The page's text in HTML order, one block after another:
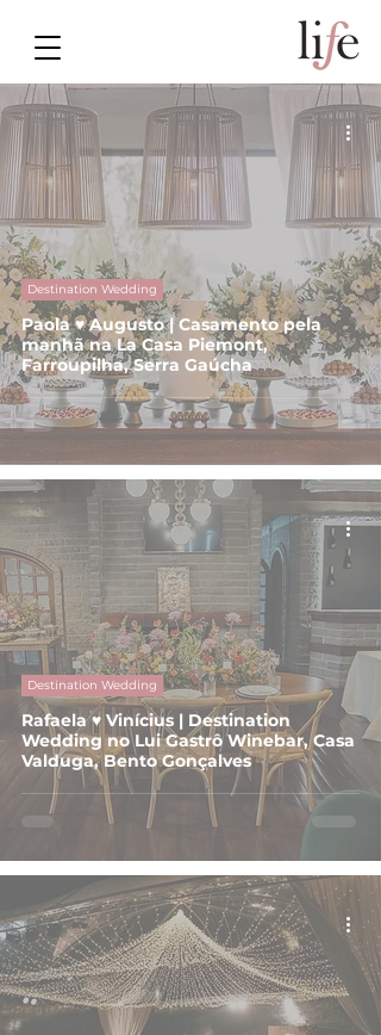
Paola ♥ Augusto | Casamento pela
manhã na La Casa Piemont,
Farroupilha, Serra Gaúcha
Destination Wedding
Rafaela ♥ Vinícius | Destination
Wedding no Lui Gastrô Winebar, Casa
Valduga, Bento Gonçalves
Destination Wedding